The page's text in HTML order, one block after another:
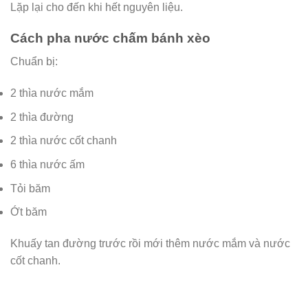
Lặp lại cho đến khi hết nguyên liệu.
Cách pha nước chấm bánh xèo
Chuẩn bị:
2 thìa nước mắm
2 thìa đường
2 thìa nước cốt chanh
6 thìa nước ấm
Tỏi băm
Ớt băm
Khuấy tan đường trước rồi mới thêm nước mắm và nước
cốt chanh.